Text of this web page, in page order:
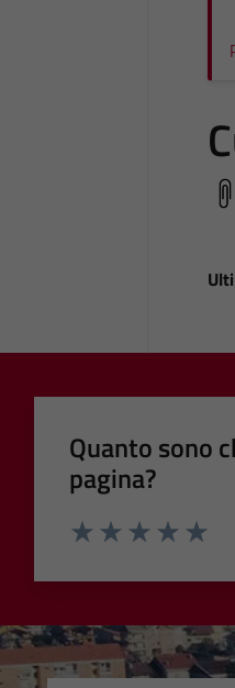
Quanto sono
pagina?